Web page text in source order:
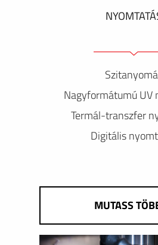
Nagyformátumú UV
Termál-transzfer
Digitális
MUTASS